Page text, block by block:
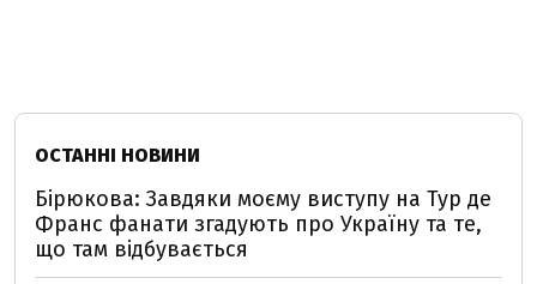
ОСТАННІ НОВИНИ
Бірюкова: Завдяки моєму виступу на Тур де
Франс фанати згадують про Україну та те,
що там відбувається